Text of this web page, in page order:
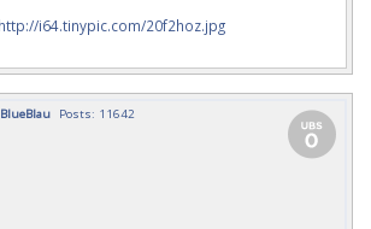
BlueBlau Posts: 11642